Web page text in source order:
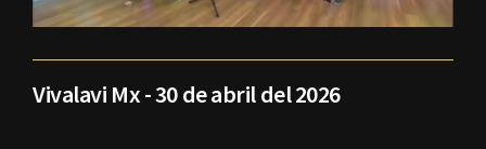
Vivalavi Mx - 30 de abril del 2026